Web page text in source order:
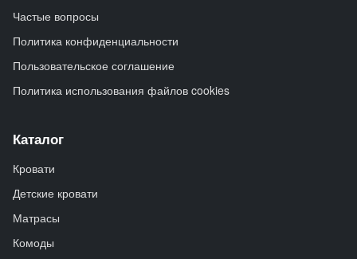
Частые вопросы
Политика конфиденциальности
Пользовательское соглашение
Политика использования файлов cookies
Каталог
Кровати
Детские кровати
Матрасы
Комоды